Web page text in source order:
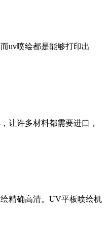
uv喷绘都是能够打印出
让许多材料都需要进口，
精确高清。UV平板喷绘机